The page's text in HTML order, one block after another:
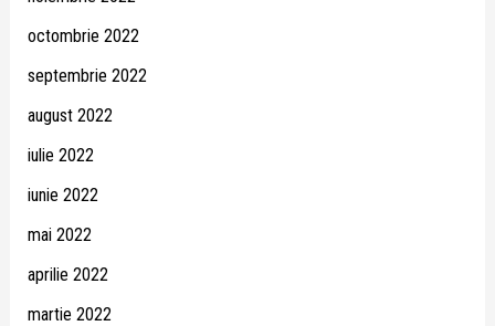
octombrie 2022
septembrie 2022
august 2022
iulie 2022
iunie 2022
mai 2022
aprilie 2022
martie 2022